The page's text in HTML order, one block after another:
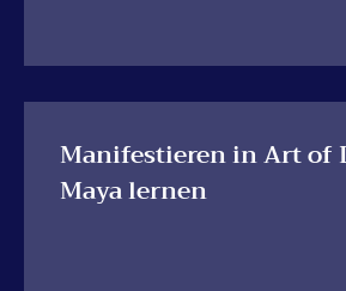
Manifestieren in Art of
Maya lernen